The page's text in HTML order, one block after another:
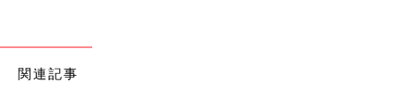
関連記事